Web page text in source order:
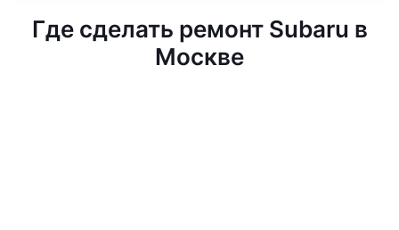
Где сделать ремонт Subaru в
Москве